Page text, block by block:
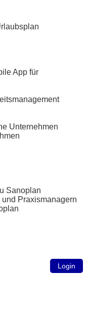
App für
Unternehmen
Sanoplan
Praxismanagern
Login